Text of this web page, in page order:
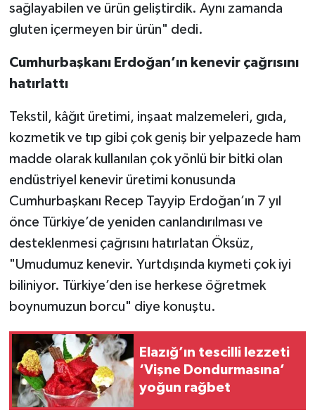
sağlayabilen ve ürün geliştirdik. Aynı zamanda
gluten içermeyen bir ürün" dedi.
Cumhurbaşkanı Erdoğan’ın kenevir çağrısını
hatırlattı
Tekstil, kâğıt üretimi, inşaat malzemeleri, gıda,
kozmetik ve tıp gibi çok geniş bir yelpazede ham
madde olarak kullanılan çok yönlü bir bitki olan
endüstriyel kenevir üretimi konusunda
Cumhurbaşkanı Recep Tayyip Erdoğan’ın 7 yıl
önce Türkiye’de yeniden canlandırılması ve
desteklenmesi çağrısını hatırlatan Öksüz,
"Umudumuz kenevir. Yurtdışında kıymeti çok iyi
biliniyor. Türkiye’den ise herkese öğretmek
boynumuzun borcu" diye konuştu.
Elazığ’ın tescilli lezzeti
‘Vişne Dondurmasına’
yoğun rağbet